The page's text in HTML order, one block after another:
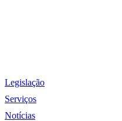
Legislação
Serviços
Notícias